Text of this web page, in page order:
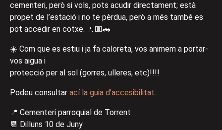
cementeri, però si vols, pots acudir directament; està
propet de l’estació i no te pèrdua, però a més també es
pot accedir en cotxe. 🚶🏼🚗
☀️ Com que es estiu i ja fa caloreta, vos animem a portar-
vos aigua i
protecció per al sol (gorres, ulleres, etc)!!!!
Podeu consultar ací la guia d’accesibilitat.
📍 Cementeri parroquial de Torrent
📆 Dilluns 10 de Juny